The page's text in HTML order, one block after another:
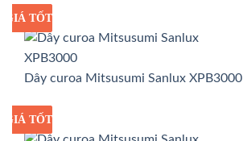
GIÁ SỈ
GIÁ TỐT
Dây curoa Mitsusumi Sanlux XPB3000
GIÁ SỈ
GIÁ TỐT